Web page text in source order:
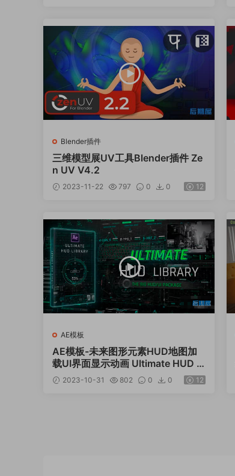
Blender插件
三维模型展UV工具Blender插件 Ze
n UV V4.2
2023-11-22 797 0 0 12
AE模板
AE模板-未来图形元素HUD地图加
载UI界面显示动画 Ultimate HUD Li
brary2023-10-31 802 0 0 12